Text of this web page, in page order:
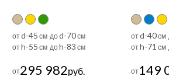
отd-45 см доd-70см
отh-55 см доh-83 см
от295 982руб.
отd-40см
отh-71 см
от149